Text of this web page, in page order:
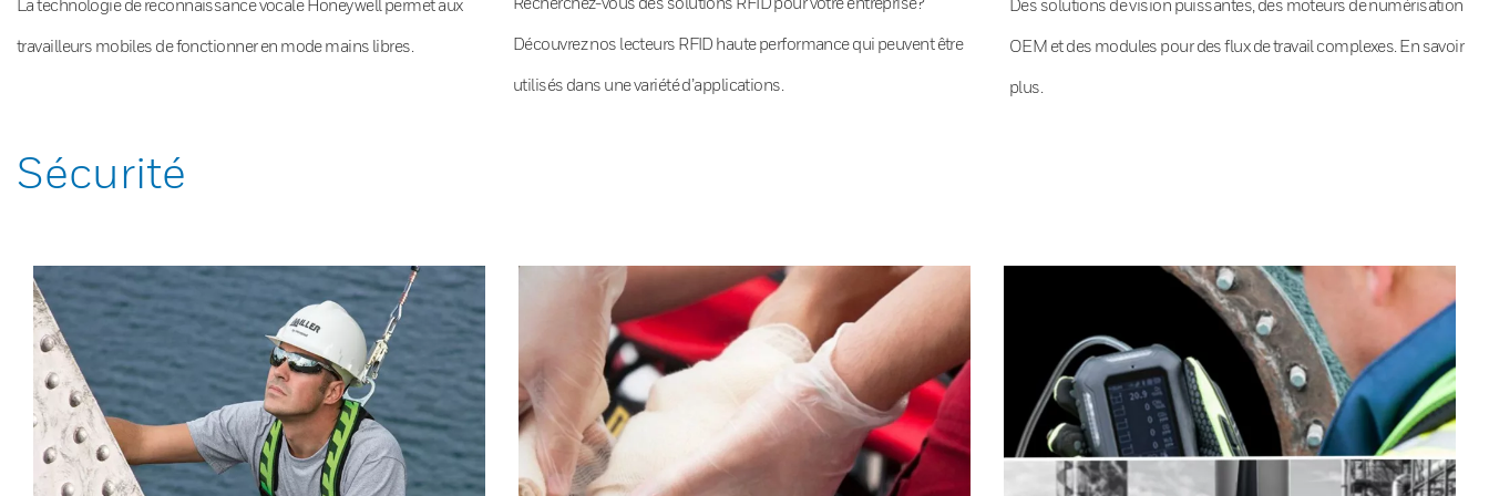
La technologie de reconnaissance vocale Honeywell permet aux
travailleurs mobiles de fonctionner en mode mains libres. Découvrez nos lecteurs RFID haute performance qui peuvent être
utilisés dans une variété d’applications.
Des solutions de vision puissantes, des moteurs de numérisation
OEM et des modules pour des flux de travail complexes. En savoir
plus.
Sécurité